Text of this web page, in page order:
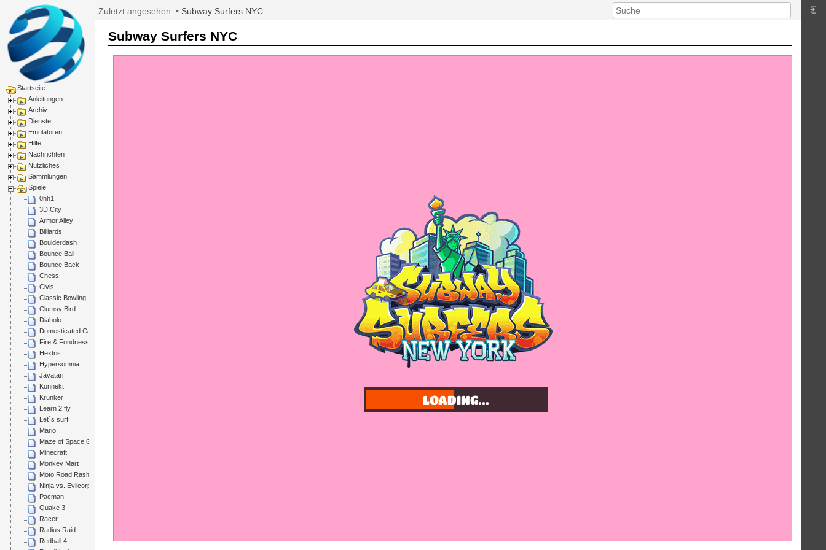
Startseite
Anleitungen
Archiv
Dienste
Emulatoren
Hilfe
Nachrichten
Nützliches
Sammlungen
Spiele
0hh1
3D City
Armor Alley
Billiards
Boulderdash
Bounce Ball
Bounce Back
Chess
Civis
Classic Bowling
Clumsy Bird
Diabolo
Domesticated Catgirl
Fire & Fondness
Hextris
Hypersomnia
Javatari
Konnekt
Krunker
Learn 2 fly
Let´s surf
Mario
Maze of Space Goblins
Minecraft
Monkey Mart
Moto Road Rash 3D
Ninja vs. Evilcorp
Pacman
Quake 3
Racer
Radius Raid
Redball 4
Zuletzt angesehen: • Subway Surfers NYC
Subway Surfers NYC